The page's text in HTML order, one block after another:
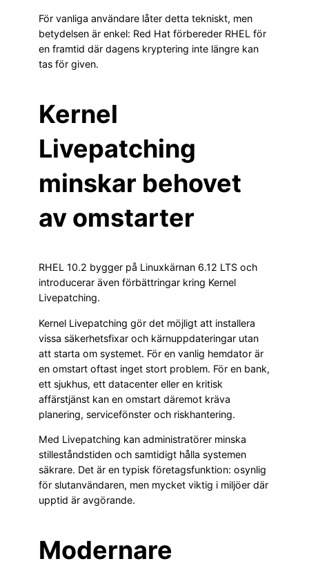
För vanliga användare låter detta tekniskt, men
betydelsen är enkel: Red Hat förbereder RHEL för
en framtid där dagens kryptering inte längre kan
tas för given.
Kernel
Livepatching
minskar behovet
av omstarter
RHEL 10.2 bygger på Linuxkärnan 6.12 LTS och
introducerar även förbättringar kring Kernel
Livepatching.
Kernel Livepatching gör det möjligt att installera
vissa säkerhetsfixar och kärnuppdateringar utan
att starta om systemet. För en vanlig hemdator är
en omstart oftast inget stort problem. För en bank,
ett sjukhus, ett datacenter eller en kritisk
affärstjänst kan en omstart däremot kräva
planering, servicefönster och riskhantering.
Med Livepatching kan administratörer minska
stilleståndstiden och samtidigt hålla systemen
säkrare. Det är en typisk företagsfunktion: osynlig
för slutanvändaren, men mycket viktig i miljöer där
upptid är avgörande.
Modernare